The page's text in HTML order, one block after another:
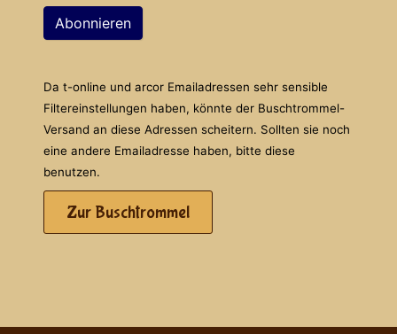
Abonnieren
Da t-online und arcor Emailadressen sehr sensible
Filtereinstellungen haben, könnte der Buschtrommel-
Versand an diese Adressen scheitern. Sollten sie noch
eine andere Emailadresse haben, bitte diese
benutzen.
Zur Buschtrommel